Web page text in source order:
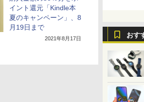
る。復
おす
イント還元「Kindle本
夏のキャンペーン」、8
月19日まで
2021年8月17日